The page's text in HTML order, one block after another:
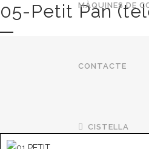
MÀQUINES DE
CONTACTE
CISTELLA
05-Petit Pan